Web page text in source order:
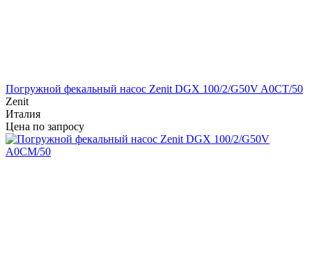
Погружной фекальный насос Zenit DGX 100/2/G50V A0CT/50
Zenit
Италия
Цена по запросу